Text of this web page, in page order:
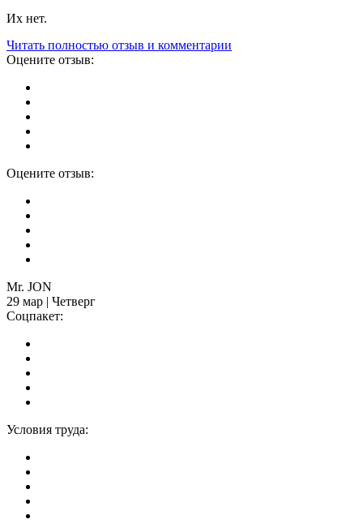
Их нет.
Читать полностью отзыв и комментарии
Оцените отзыв:
Оцените отзыв:
Mr. JON
29 мар | Четверг
Соцпакет:
Условия труда: